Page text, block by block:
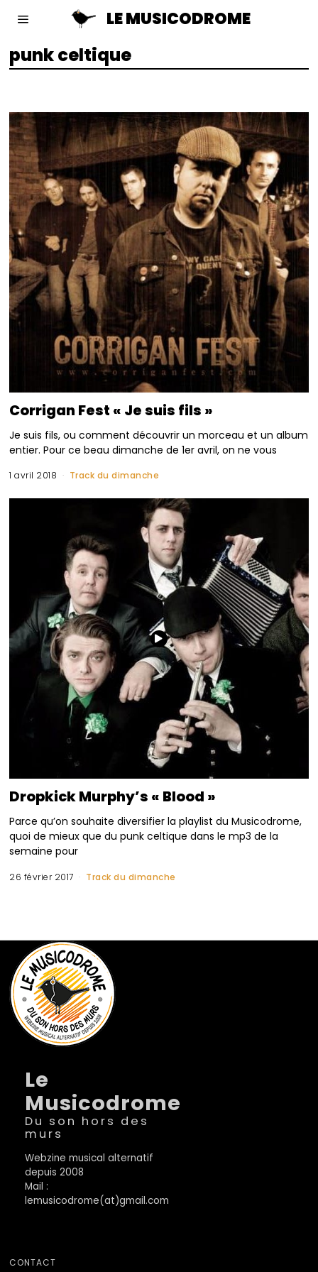
LE MUSICODROME
punk celtique
Corrigan Fest « Je suis fils »
Je suis fils, ou comment découvrir un morceau et un album
entier. Pour ce beau dimanche de 1er avril, on ne vous
1 avril 2018 Track du dimanche
Dropkick Murphy’s « Blood »
Parce qu’on souhaite diversifier la playlist du Musicodrome,
quoi de mieux que du punk celtique dans le mp3 de la
semaine pour
26 février 2017 Track du dimanche
Le
Musicodrome
Du son hors des
murs
Webzine musical alternatif
depuis 2008
Mail :
lemusicodrome(at)gmail.com
CONTACT